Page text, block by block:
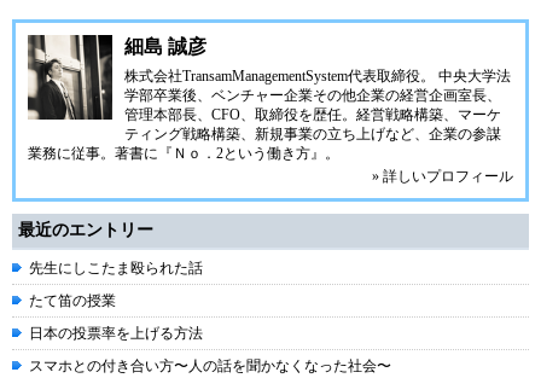
細島 誠彦
株式会社TransamManagementSystem代表取締役。 中央大学法
学部卒業後、ベンチャー企業その他企業の経営企画室長、
管理本部長、CFO、取締役を歴任。経営戦略構築、マーケ
ティング戦略構築、新規事業の立ち上げなど、企業の参謀
業務に従事。著書に『Ｎｏ．2という働き方』。
» 詳しいプロフィール
最近のエントリー
先生にしこたま殴られた話
たて笛の授業
日本の投票率を上げる方法
スマホとの付き合い方〜人の話を聞かなくなった社会〜